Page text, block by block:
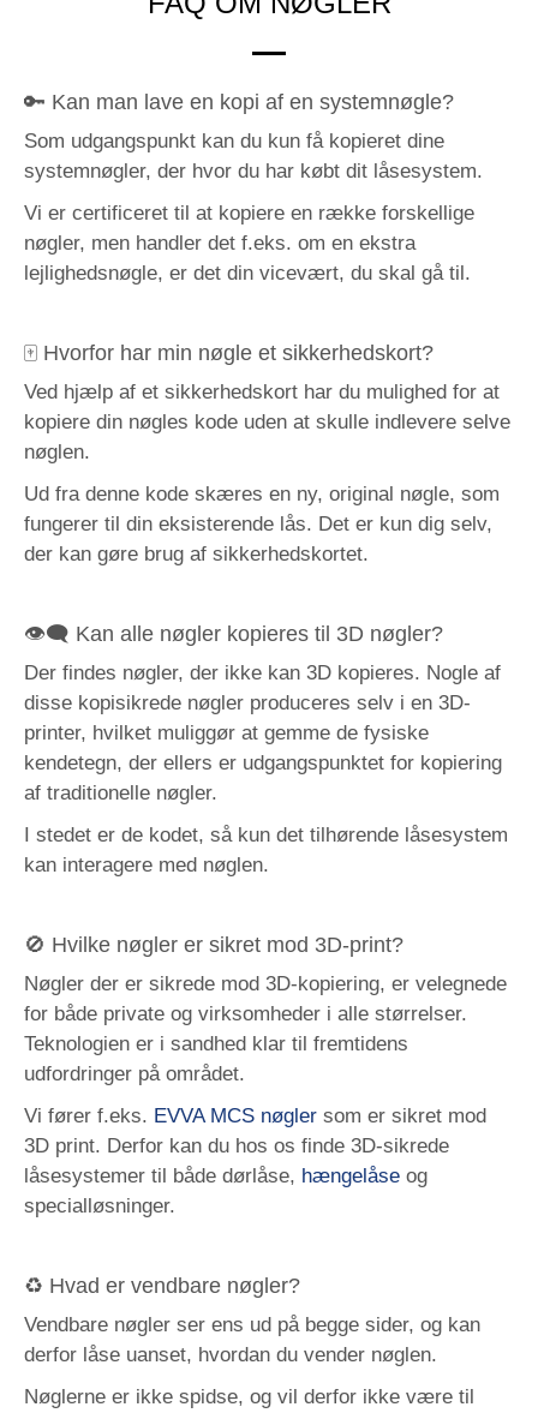
🔑 Kan man lave en kopi af en systemnøgle?
Som udgangspunkt kan du kun få kopieret dine
systemnøgler, der hvor du har købt dit låsesystem.
Vi er certificeret til at kopiere en række forskellige
nøgler, men handler det f.eks. om en ekstra
lejlighedsnøgle, er det din vicevært, du skal gå til.
🀄️ Hvorfor har min nøgle et sikkerhedskort?
Ved hjælp af et sikkerhedskort har du mulighed for at
kopiere din nøgles kode uden at skulle indlevere selve
nøglen.
Ud fra denne kode skæres en ny, original nøgle, som
fungerer til din eksisterende lås. Det er kun dig selv,
der kan gøre brug af sikkerhedskortet.
👁‍🗨 Kan alle nøgler kopieres til 3D nøgler?
Der findes nøgler, der ikke kan 3D kopieres. Nogle af
disse kopisikrede nøgler produceres selv i en 3D-
printer, hvilket muliggør at gemme de fysiske
kendetegn, der ellers er udgangspunktet for kopiering
af traditionelle nøgler.
I stedet er de kodet, så kun det tilhørende låsesystem
kan interagere med nøglen.
🚫 Hvilke nøgler er sikret mod 3D-print?
Nøgler der er sikrede mod 3D-kopiering, er velegnede
for både private og virksomheder i alle størrelser.
Teknologien er i sandhed klar til fremtidens
udfordringer på området.
Vi fører f.eks. EVVA MCS nøgler som er sikret mod
3D print. Derfor kan du hos os finde 3D-sikrede
låsesystemer til både dørlåse, hængelåse og
specialløsninger.
♻️ Hvad er vendbare nøgler?
Vendbare nøgler ser ens ud på begge sider, og kan
derfor låse uanset, hvordan du vender nøglen.
Nøglerne er ikke spidse, og vil derfor ikke være til